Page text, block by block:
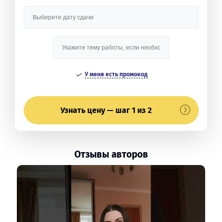
У меня есть промокод
Узнать цену — шаг 1 из 2
Отзывы авторов